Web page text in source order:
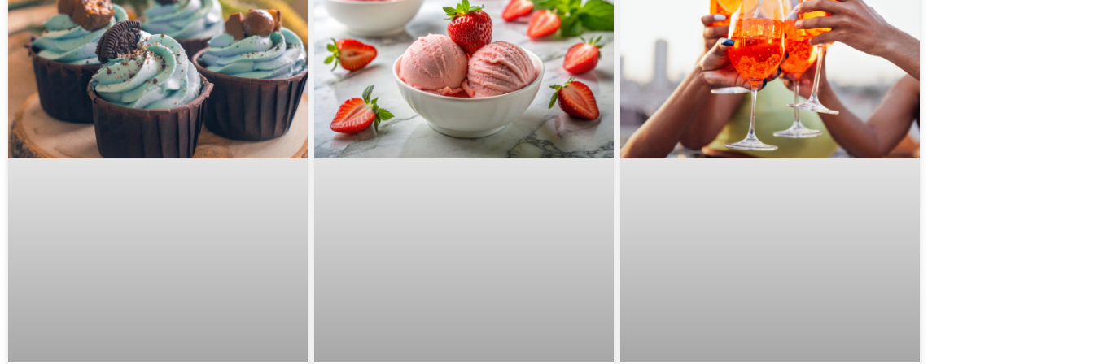
haline getirir. Zengin rengi ve doğal kökeni, onu
canlı, çevre dostu renklendirme çözümleri
arayanlar için popüler bir alternatif haline
getirmektedir.